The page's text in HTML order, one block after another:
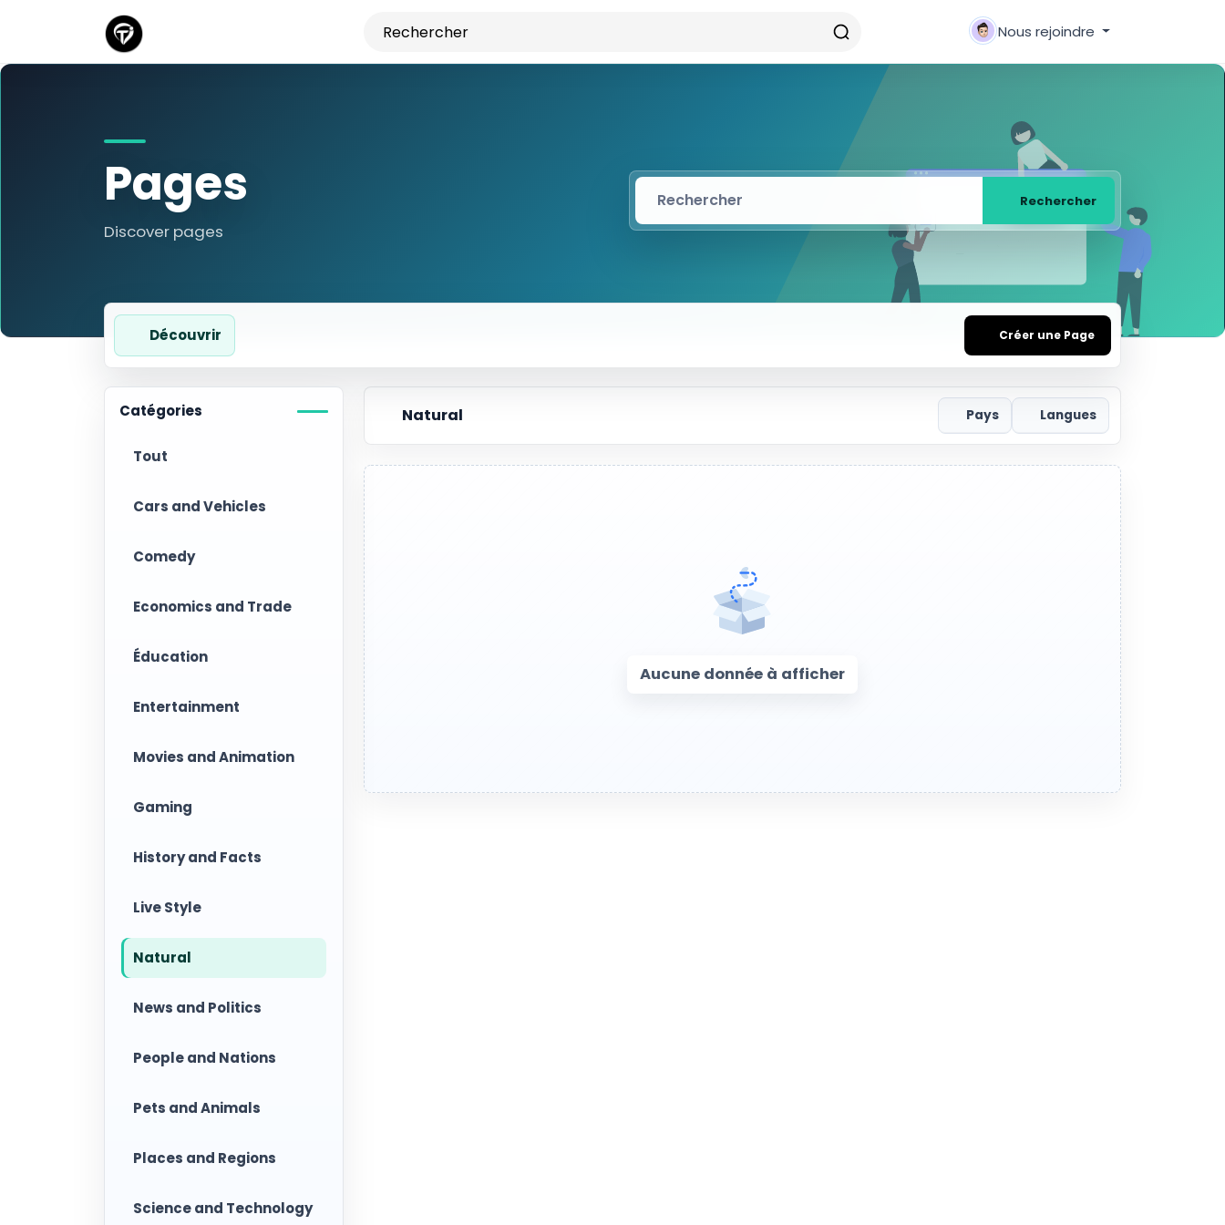
Nous rejoindre
Pages
Discover pages
Rechercher
Découvrir Créer une Page
Catégories
Tout
Cars and Vehicles
Comedy
Economics and Trade
Éducation
Entertainment
Movies and Animation
Gaming
History and Facts
Live Style
Natural
News and Politics
People and Nations
Pets and Animals
Places and Regions
Science and Technology
Natural Pays Langues
Aucune donnée à afficher